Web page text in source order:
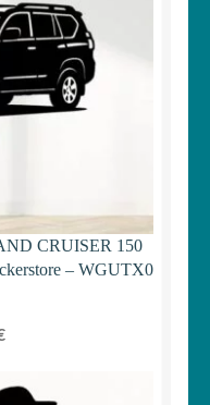
CRUISER 150
– WGUTX0